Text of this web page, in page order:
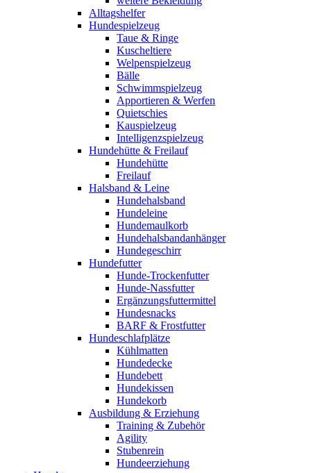
Alltagshelfer
Hundespielzeug
Taue & Ringe
Kuscheltiere
Welpenspielzeug
Bälle
Schwimmspielzeug
Apportieren & Werfen
Quietschies
Kauspielzeug
Intelligenzspielzeug
Hundehütte & Freilauf
Hundehütte
Freilauf
Halsband & Leine
Hundehalsband
Hundeleine
Hundemaulkorb
Hundehalsbandanhänger
Hundegeschirr
Hundefutter
Hunde-Trockenfutter
Hunde-Nassfutter
Ergänzungsfuttermittel
Hundesnacks
BARF & Frostfutter
Hundeschlafplätze
Kühlmatten
Hundedecke
Hundebett
Hundekissen
Hundekorb
Ausbildung & Erziehung
Training & Zubehör
Agility
Stubenrein
Hundeerziehung